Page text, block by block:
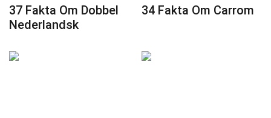
37 Fakta Om Dobbel
Nederlandsk
34 Fakta Om Carrom